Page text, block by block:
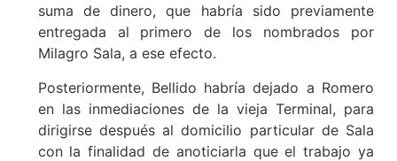
suma de dinero, que habría sido previamente
entregada al primero de los nombrados por
Milagro Sala, a ese efecto.
Posteriormente, Bellido habría dejado a Romero
en las inmediaciones de la vieja Terminal, para
dirigirse después al domicilio particular de Sala
con la finalidad de anoticiarla que el trabajo ya